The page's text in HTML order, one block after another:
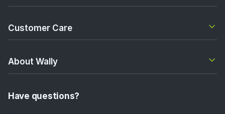
Customer Care
About Wally
Have questions?